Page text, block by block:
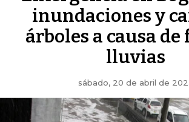
inundaciones y
árboles a causa
lluvias
sábado, 20 de abril de